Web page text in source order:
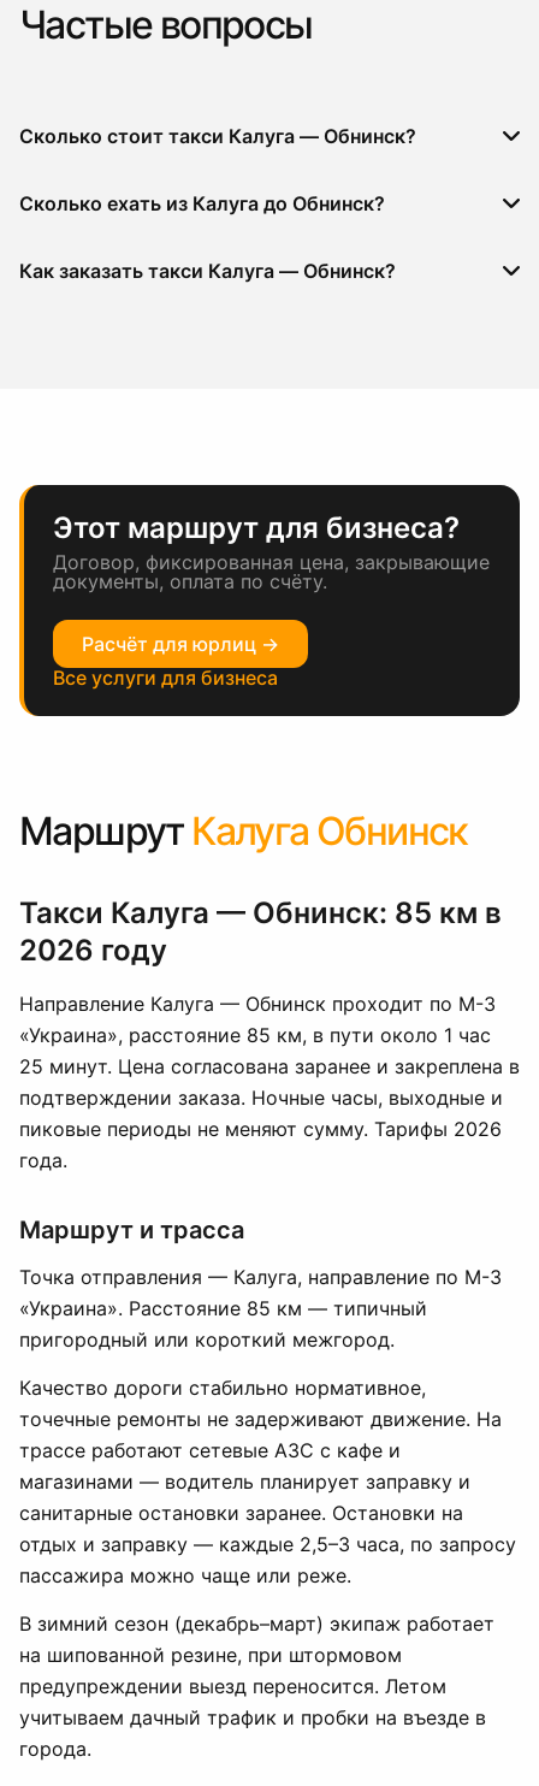
Частые вопросы
Сколько стоит такси Калуга — Обнинск?
Сколько ехать из Калуга до Обнинск?
Как заказать такси Калуга — Обнинск?
Этот маршрут для бизнеса?
Договор, фиксированная цена, закрывающие
документы, оплата по счёту.
Расчёт для юрлиц →
Все услуги для бизнеса
Маршрут Калуга Обнинск
Такси Калуга — Обнинск: 85 км в
2026 году
Направление Калуга — Обнинск проходит по М-3
«Украина», расстояние 85 км, в пути около 1 час
25 минут. Цена согласована заранее и закреплена в
подтверждении заказа. Ночные часы, выходные и
пиковые периоды не меняют сумму. Тарифы 2026
года.
Маршрут и трасса
Точка отправления — Калуга, направление по М-3
«Украина». Расстояние 85 км — типичный
пригородный или короткий межгород.
Качество дороги стабильно нормативное,
точечные ремонты не задерживают движение. На
трассе работают сетевые АЗС с кафе и
магазинами — водитель планирует заправку и
санитарные остановки заранее. Остановки на
отдых и заправку — каждые 2,5–3 часа, по запросу
пассажира можно чаще или реже.
В зимний сезон (декабрь–март) экипаж работает
на шипованной резине, при штормовом
предупреждении выезд переносится. Летом
учитываем дачный трафик и пробки на въезде в
города.